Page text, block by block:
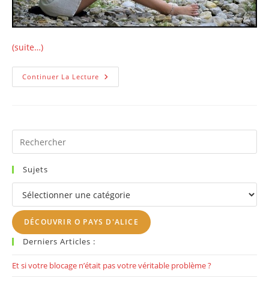
(suite…)
Continuer La Lecture Voici
3
Ma
Sujets
Sujets
DÉCOUVRIR O PAYS D'ALICE
Derniers Articles :
Et si votre blocage n’était pas votre véritable problème ?